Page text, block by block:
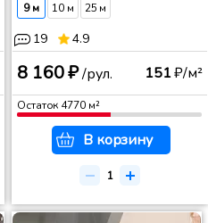
9 м
10 м 25 м
19 4.9
8 160 ₽/рул. 151₽/м²
Остаток 4770м²
В корзину